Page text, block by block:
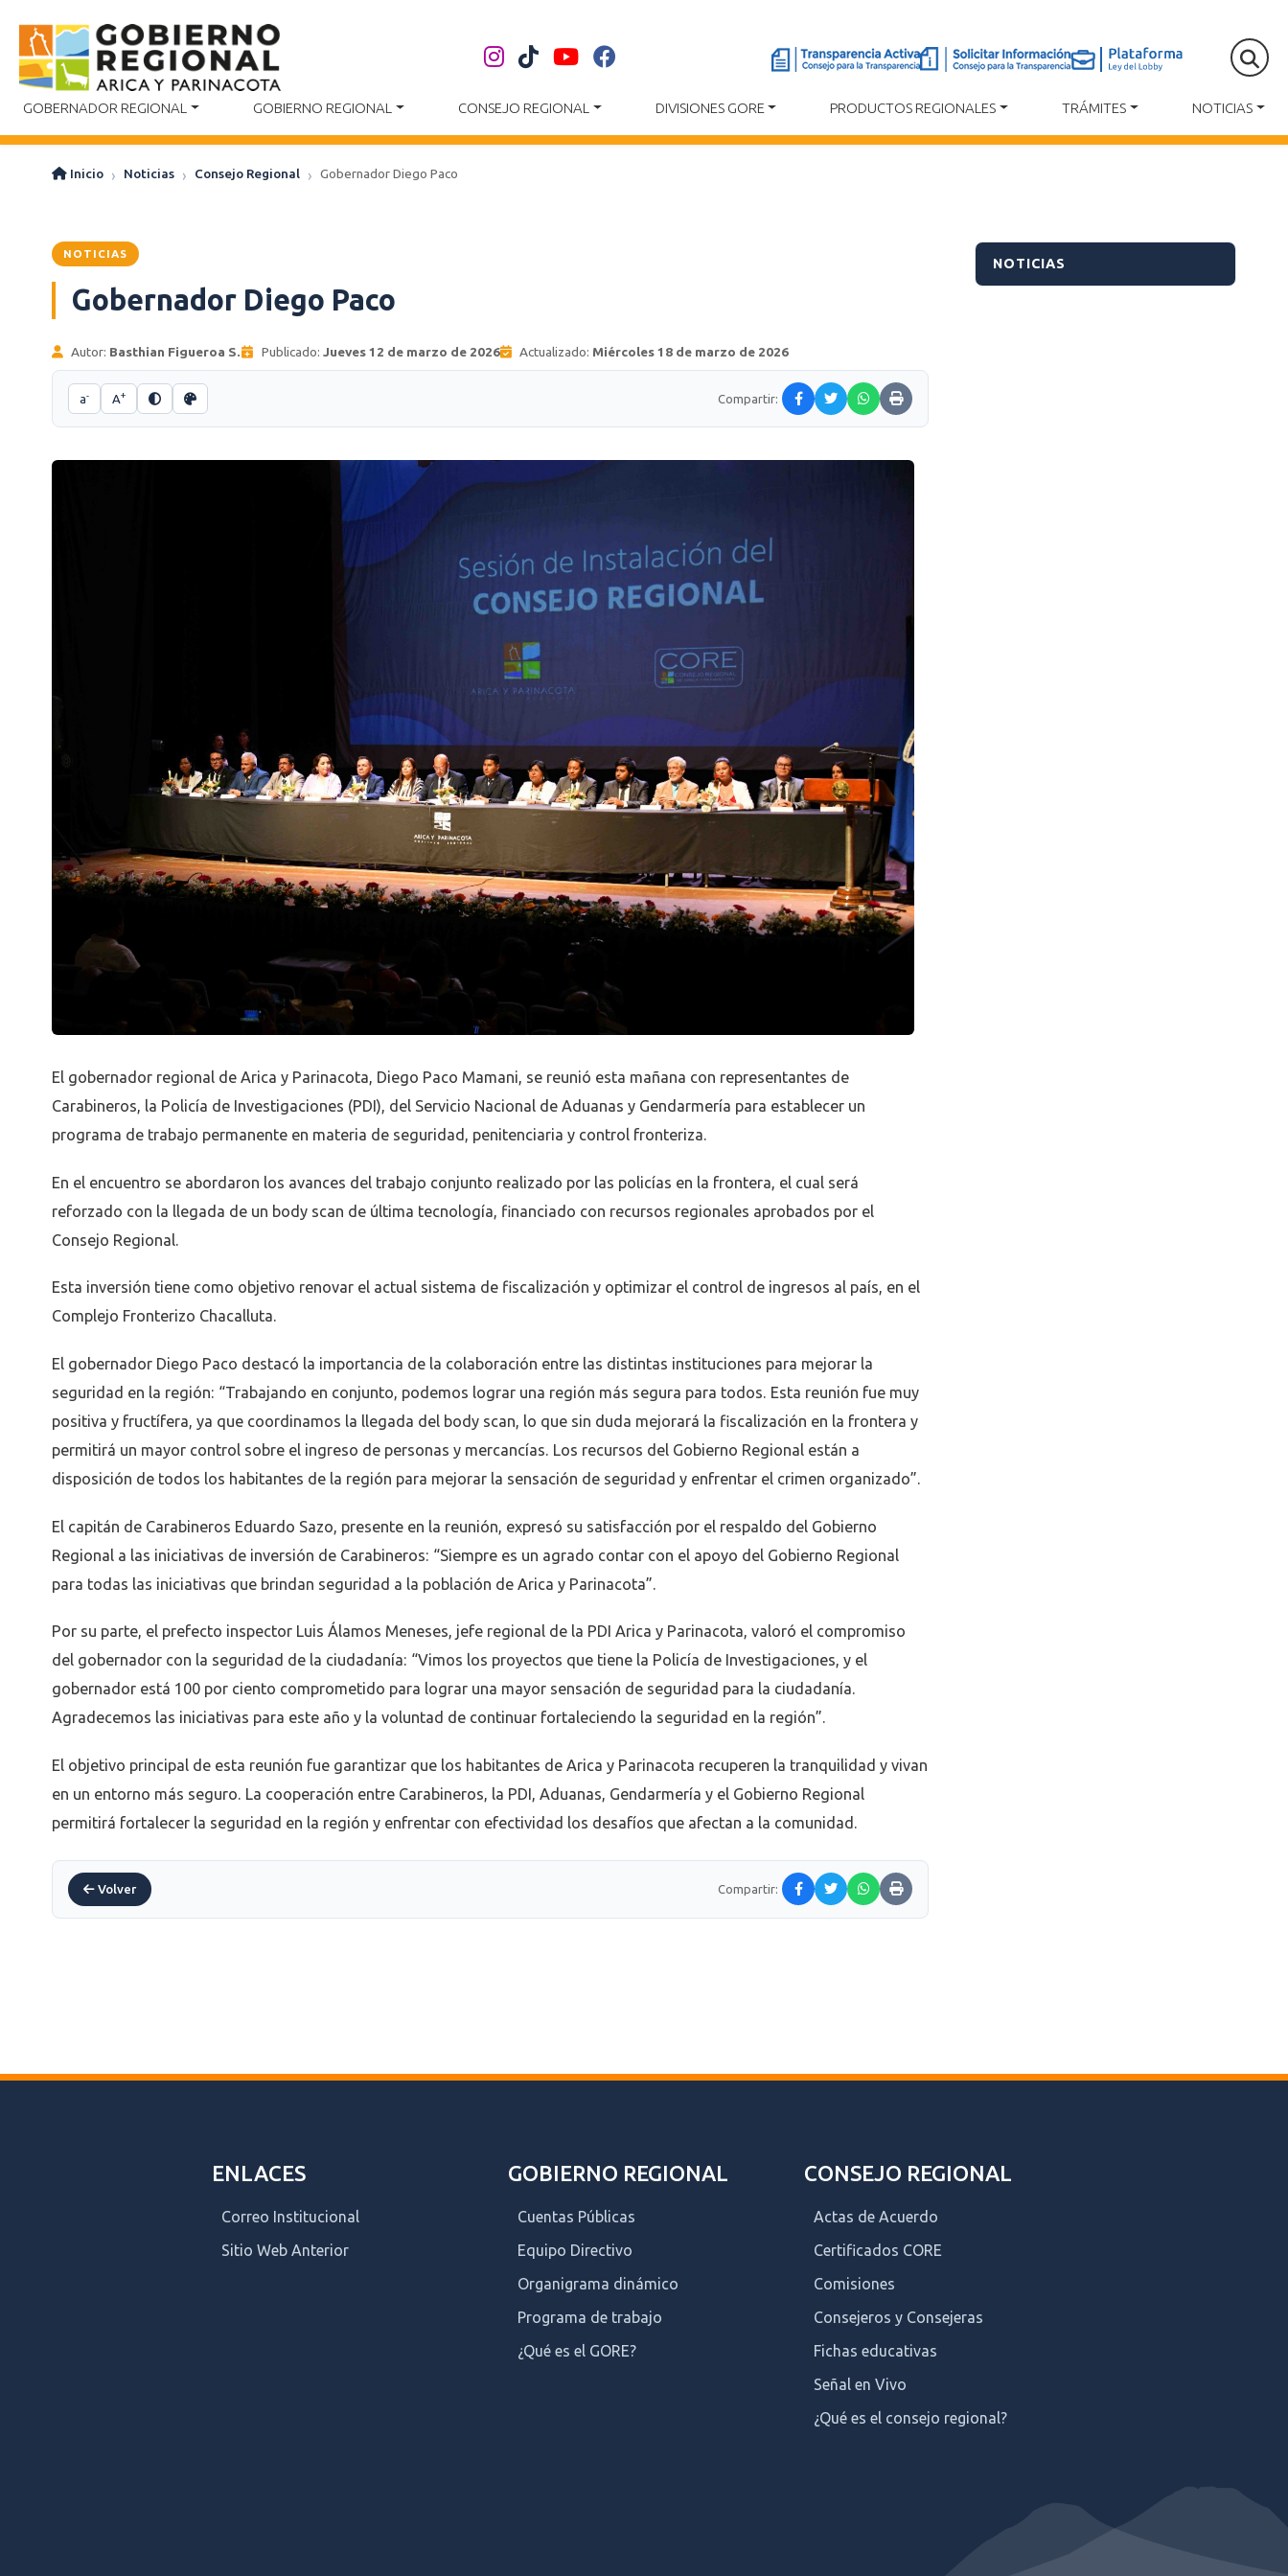
GOBERNADOR REGIONAL GOBIERNO REGIONAL CONSEJO REGIONAL DIVISIONES GORE PRODUCTOS REGIONALES TRÁMITES NOTICIAS
Inicio Noticias Consejo Regional Gobernador Diego Paco
NOTICIAS
Gobernador Diego Paco
Autor: Basthian Figueroa S. Publicado: Jueves 12 de marzo de 2026 Actualizado: Miércoles 18 de marzo de 2026
a- A+ Compartir:
El gobernador regional de Arica y Parinacota, Diego Paco Mamani, se reunió esta mañana con representantes de
Carabineros, la Policía de Investigaciones (PDI), del Servicio Nacional de Aduanas y Gendarmería para establecer un
programa de trabajo permanente en materia de seguridad, penitenciaria y control fronteriza.
En el encuentro se abordaron los avances del trabajo conjunto realizado por las policías en la frontera, el cual será
reforzado con la llegada de un body scan de última tecnología, financiado con recursos regionales aprobados por el
Consejo Regional.
Esta inversión tiene como objetivo renovar el actual sistema de fiscalización y optimizar el control de ingresos al país, en el
Complejo Fronterizo Chacalluta.
El gobernador Diego Paco destacó la importancia de la colaboración entre las distintas instituciones para mejorar la
seguridad en la región: “Trabajando en conjunto, podemos lograr una región más segura para todos. Esta reunión fue muy
positiva y fructífera, ya que coordinamos la llegada del body scan, lo que sin duda mejorará la fiscalización en la frontera y
permitirá un mayor control sobre el ingreso de personas y mercancías. Los recursos del Gobierno Regional están a
disposición de todos los habitantes de la región para mejorar la sensación de seguridad y enfrentar el crimen organizado”.
El capitán de Carabineros Eduardo Sazo, presente en la reunión, expresó su satisfacción por el respaldo del Gobierno
Regional a las iniciativas de inversión de Carabineros: “Siempre es un agrado contar con el apoyo del Gobierno Regional
para todas las iniciativas que brindan seguridad a la población de Arica y Parinacota”.
Por su parte, el prefecto inspector Luis Álamos Meneses, jefe regional de la PDI Arica y Parinacota, valoró el compromiso
del gobernador con la seguridad de la ciudadanía: “Vimos los proyectos que tiene la Policía de Investigaciones, y el
gobernador está 100 por ciento comprometido para lograr una mayor sensación de seguridad para la ciudadanía.
Agradecemos las iniciativas para este año y la voluntad de continuar fortaleciendo la seguridad en la región”.
El objetivo principal de esta reunión fue garantizar que los habitantes de Arica y Parinacota recuperen la tranquilidad y vivan
en un entorno más seguro. La cooperación entre Carabineros, la PDI, Aduanas, Gendarmería y el Gobierno Regional
permitirá fortalecer la seguridad en la región y enfrentar con efectividad los desafíos que afectan a la comunidad.
Volver Compartir:
NOTICIAS
ENLACES
Correo Institucional
Sitio Web Anterior
GOBIERNO REGIONAL
Cuentas Públicas
Equipo Directivo
Organigrama dinámico
Programa de trabajo
¿Qué es el GORE?
CONSEJO REGIONAL
Actas de Acuerdo
Certificados CORE
Comisiones
Consejeros y Consejeras
Fichas educativas
Señal en Vivo
¿Qué es el consejo regional?